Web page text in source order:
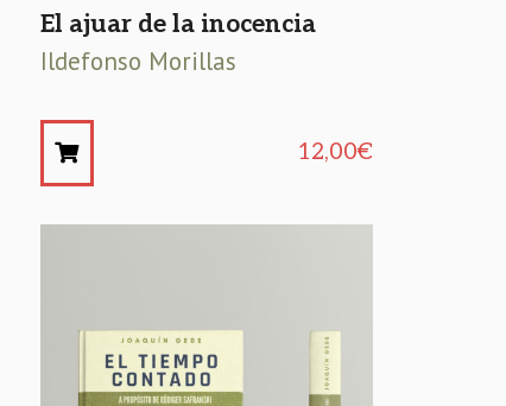
El ajuar de la inocencia
Ildefonso Morillas
12,00€